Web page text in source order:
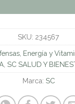
SKU: 234567
Energía y
, SC SALUD Y
Marca: SC